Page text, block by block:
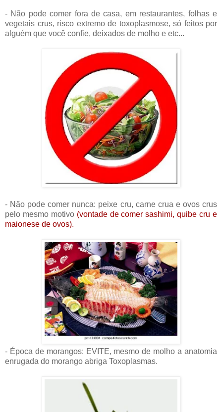
- Não pode comer fora de casa, em restaurantes, folhas e
vegetais crus, risco extremo de toxoplasmose, só feitos por
alguém que você confie, deixados de molho e etc...
- Não pode comer nunca: peixe cru, carne crua e ovos crus
pelo mesmo motivo (vontade de comer sashimi, quibe cru e
maionese de ovos).
- Época de morangos: EVITE, mesmo de molho a anatomia
enrugada do morango abriga Toxoplasmas.